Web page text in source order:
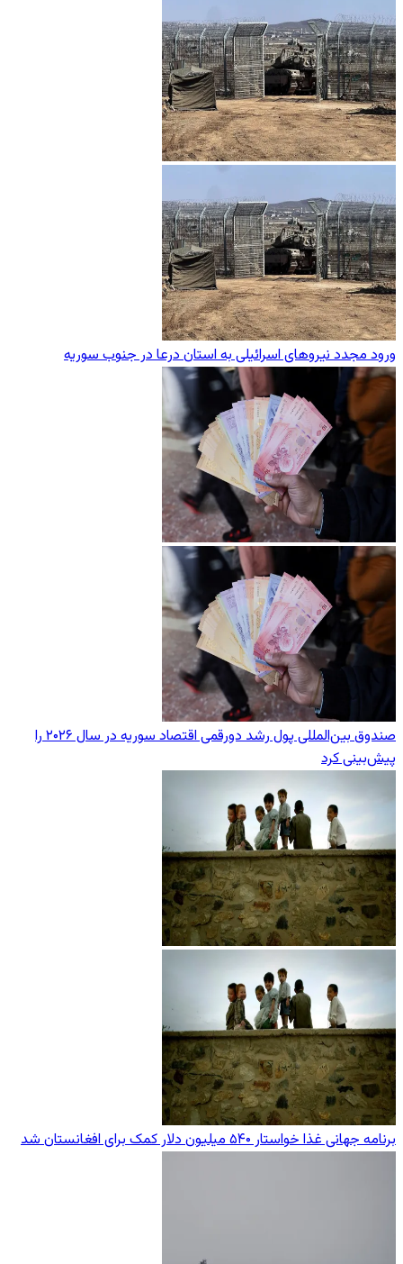
ورود مجدد نیروهای اسرائیلی به استان درعا در جنوب سوریه
صندوق بین‌المللی پول رشد دورقمی اقتصاد سوریه در سال ۲۰۲۶ را
پیش‌بینی کرد
برنامه جهانی غذا خواستار ۵۴۰ میلیون دلار کمک برای افغانستان شد